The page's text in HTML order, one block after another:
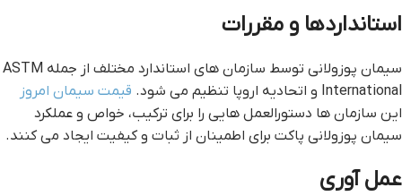
استانداردها و مقررات
سیمان پوزولانی توسط سازمان های استاندارد مختلف از جمله ASTM
International و اتحادیه اروپا تنظیم می شود.
قیمت سیمان امروز
این سازمان ها دستورالعمل هایی را برای ترکیب، خواص و عملکرد
سیمان پوزولانی پاکت برای اطمینان از ثبات و کیفیت ایجاد می کنند.
عمل آوری